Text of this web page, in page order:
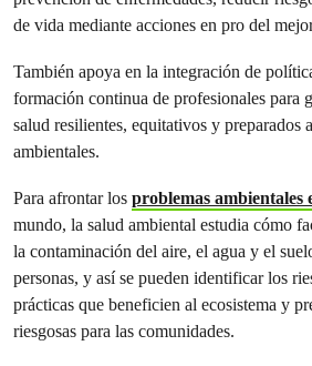
de vida mediante acciones en pro del
También apoya en la integración de
formación continua de profesionales para
salud resilientes, equitativos y preparados
ambientales.
Para afrontar los problemas ambientales
mundo, la salud ambiental estudia cómo
la contaminación del aire, el agua y el
personas, y así se pueden identificar los
prácticas que beneficien al ecosistema y
riesgosas para las comunidades.